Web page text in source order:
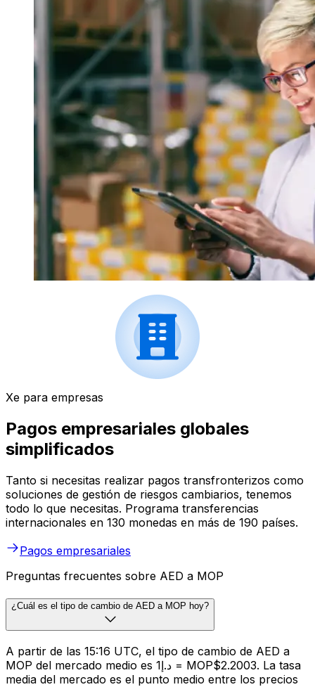
Xe para empresas
Pagos empresariales globales
simplificados
Tanto si necesitas realizar pagos transfronterizos como
soluciones de gestión de riesgos cambiarios, tenemos
todo lo que necesitas. Programa transferencias
internacionales en 130 monedas en más de 190 países.
Pagos empresariales
Preguntas frecuentes sobre AED a MOP
¿Cuál es el tipo de cambio de AED a MOP hoy?
A partir de las 15:16 UTC, el tipo de cambio de AED a
MOP del mercado medio es د.إ1 = MOP$2.2003. La tasa
media del mercado es el punto medio entre los precios